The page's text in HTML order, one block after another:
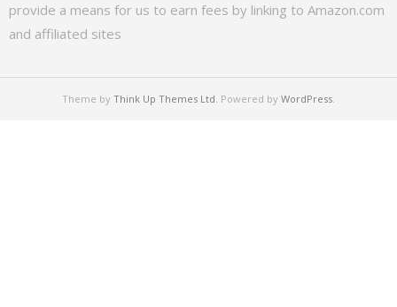
provide a means for us to earn fees by linking to Amazon.com
and affiliated sites
Theme by Think Up Themes Ltd. Powered by WordPress.